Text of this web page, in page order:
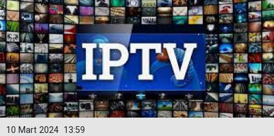
13:59
10 Mart 2024